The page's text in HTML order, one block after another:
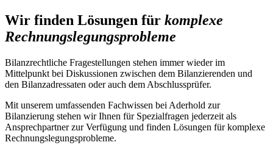
Wir finden Lösungen für komplexe
Rechnungslegungsprobleme
Bilanzrechtliche Fragestellungen stehen immer wieder im
Mittelpunkt bei Diskussionen zwischen dem Bilanzierenden und
den Bilanzadressaten oder auch dem Abschlussprüfer.
Mit unserem umfassenden Fachwissen bei Aderhold zur
Bilanzierung stehen wir Ihnen für Spezialfragen jederzeit als
Ansprechpartner zur Verfügung und finden Lösungen für komplexe
Rechnungslegungsprobleme.